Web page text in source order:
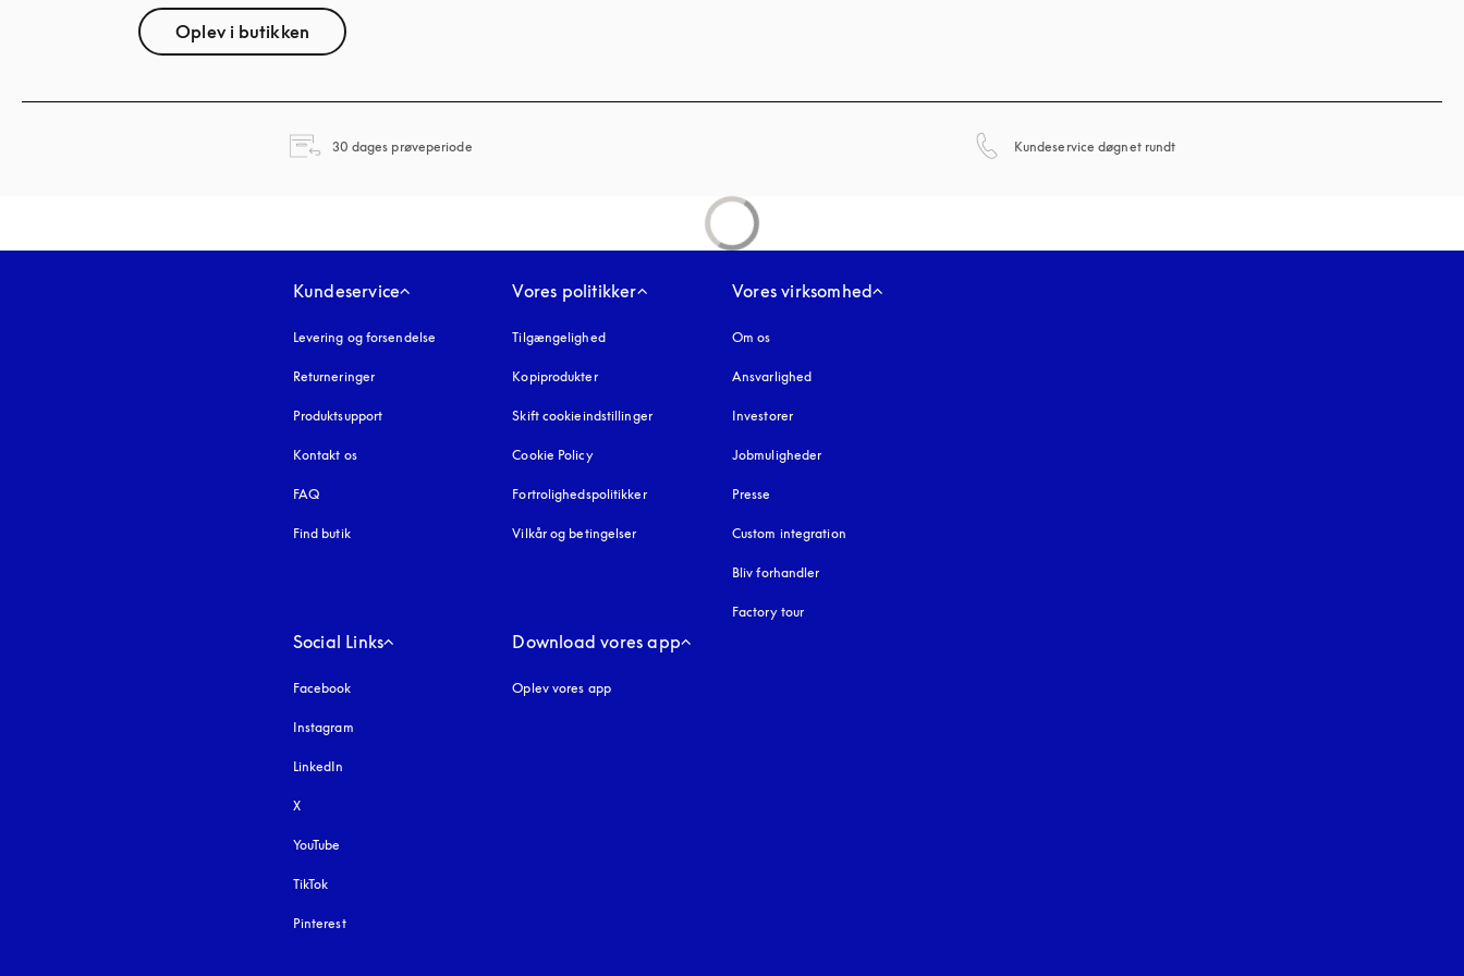
Oplev i butikken
30 dages prøveperiode Kundeservice døgnet rundt
Kundeservice
Levering og forsendelse
Returneringer
Produktsupport
Kontakt os
FAQ
Find butik
Vores politikker
Tilgængelighedåbnes under en ny fane
Kopiprodukteråbnes under en ny fane
Skift cookieindstillinger
Cookie Policyåbnes under en ny fane
Fortrolighedspolitikkeråbnes under en ny fane
Vilkår og betingelser
Vores virksomhed
Om os
Ansvarlighed
Investorer
Jobmuligheder
Presse
Custom integration
Bliv forhandler
Factory tour
Social Links
Facebook
Instagram
LinkedIn
X
YouTube
TikTok
Pinterest
Download vores app
Oplev vores app